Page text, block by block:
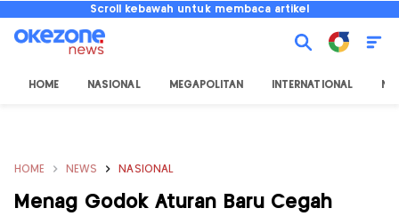
Scroll kebawah untuk membaca artikel
HOME NASIONAL MEGAPOLITAN INTERNATIONAL
HOME NEWS NASIONAL
Menag Godok Aturan Baru Cegah